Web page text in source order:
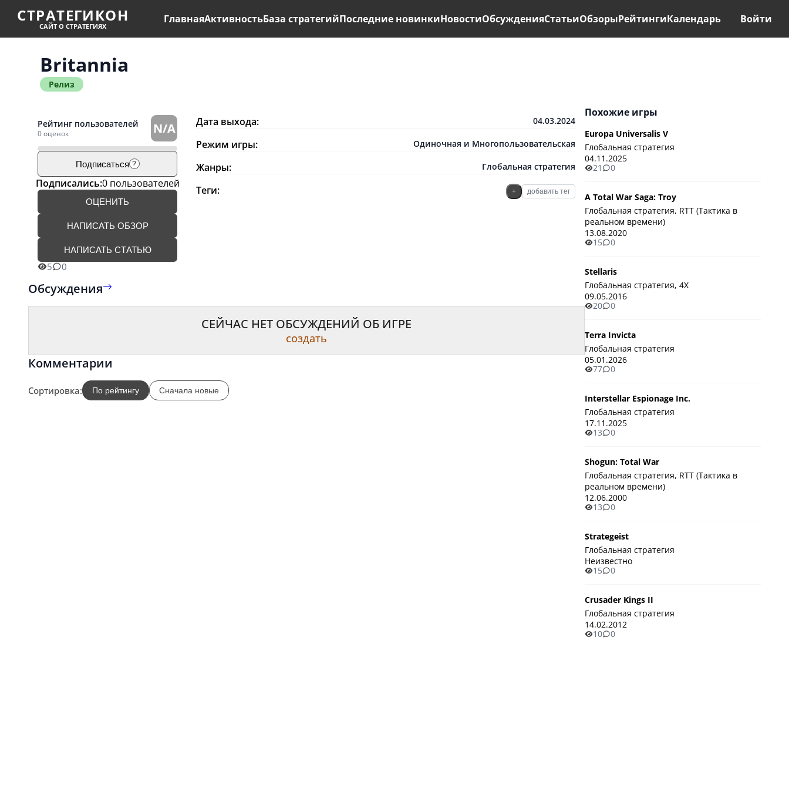
СТРАТЕГИКОН
САЙТ О СТРАТЕГИЯХ
ГлавнаяАктивностьБаза стратегийПоследние новинкиНовостиОбсужденияСтатьиОбзорыРейтингиКалендарь Войти
Britannia
Релиз
Рейтинг пользователей
0 оценок N/A
Подписаться ?
Подписались:0 пользователей
ОЦЕНИТЬ
НАПИСАТЬ ОБЗОР
НАПИСАТЬ СТАТЬЮ
5 0
Дата выхода: 04.03.2024
Режим игры: Одиночная и Многопользовательская
Жанры: Глобальная стратегия
Теги: + добавить тег
Обсуждения
СЕЙЧАС НЕТ ОБСУЖДЕНИЙ ОБ ИГРЕ
создать
Комментарии
Сортировка: По рейтингу Сначала новые
Похожие игры
Europa Universalis V
Глобальная стратегия
04.11.2025
21
0
A Total War Saga: Troy
Глобальная стратегия, RTT (Тактика в
реальном времени)
13.08.2020
15
0
Stellaris
Глобальная стратегия, 4X
09.05.2016
20
0
Terra Invicta
Глобальная стратегия
05.01.2026
77
0
Interstellar Espionage Inc.
Глобальная стратегия
17.11.2025
13
0
Shogun: Total War
Глобальная стратегия, RTT (Тактика в
реальном времени)
12.06.2000
13
0
Strategeist
Глобальная стратегия
Неизвестно
15
0
Crusader Kings II
Глобальная стратегия
14.02.2012
10
0